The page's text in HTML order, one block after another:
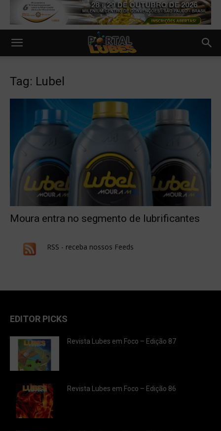
Tag: Lubel
Moura entra no segmento de lubrificantes
RSS - receba nossos Feeds
EDITOR PICKS
Revista Lubes em Foco – Edição 87
Revista Lubes em Foco – Edição 86